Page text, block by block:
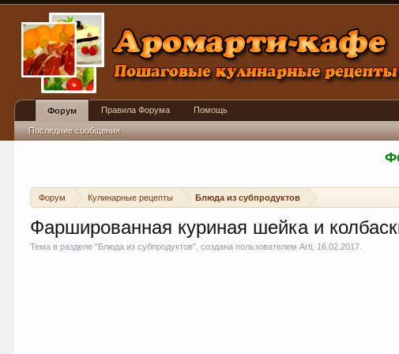
Форум Кулинарные рецепты Блюда из субпродуктов
Фаршированная куриная шейка и
Тема в разделе "Блюда из субпродуктов", создана пользователемArti 16.02.2017
Форум
Последние сообщения
Правила Форума Помощь